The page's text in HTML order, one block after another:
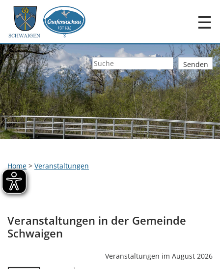
☰
Home > Veranstaltungen
Veranstaltungen in der Gemeinde
Schwaigen
Veranstaltungen im August 2026